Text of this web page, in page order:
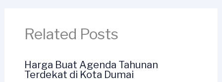
Related Posts
Harga Buat Agenda Tahunan
Terdekat di Kota Dumai